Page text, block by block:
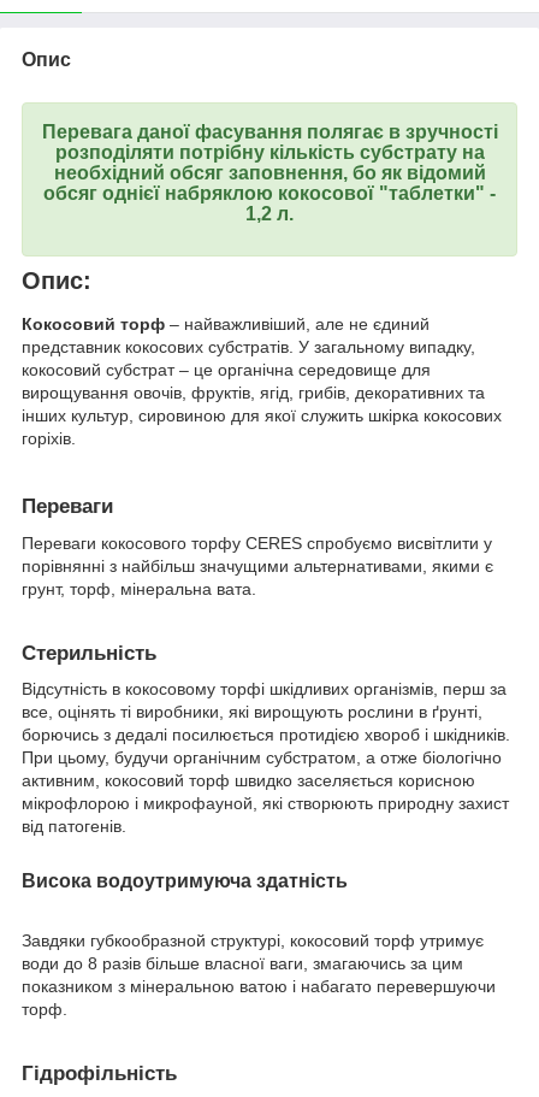
Опис
Перевага даної фасування полягає в зручності
розподіляти потрібну кількість субстрату на
необхідний обсяг заповнення, бо як відомий
обсяг однієї набряклою кокосової "таблетки" -
1,2 л.
Опис:
Кокосовий торф – найважливіший, але не єдиний
представник кокосових субстратів. У загальному випадку,
кокосовий субстрат – це органічна середовище для
вирощування овочів, фруктів, ягід, грибів, декоративних та
інших культур, сировиною для якої служить шкірка кокосових
горіхів.
Переваги
Переваги кокосового торфу CERES спробуємо висвітлити у
порівнянні з найбільш значущими альтернативами, якими є
грунт, торф, мінеральна вата.
Стерильність
Відсутність в кокосовому торфі шкідливих організмів, перш за
все, оцінять ті виробники, які вирощують рослини в ґрунті,
борючись з дедалі посилюється протидією хвороб і шкідників.
При цьому, будучи органічним субстратом, а отже біологічно
активним, кокосовий торф швидко заселяється корисною
мікрофлорою і микрофауной, які створюють природну захист
від патогенів.
Висока водоутримуюча здатність
Завдяки губкообразной структурі, кокосовий торф утримує
води до 8 разів більше власної ваги, змагаючись за цим
показником з мінеральною ватою і набагато перевершуючи
торф.
Гідрофільність